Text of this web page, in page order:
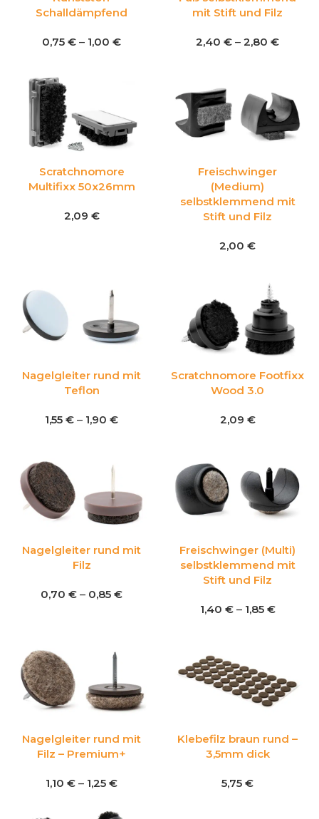
Schalldämpfend
0,75 € – 1,00 €
mit Stift und Filz
2,40 € – 2,80 €
Scratchnomore
Multifixx 50x26mm
2,09 €
Freischwinger
(Medium)
selbstklemmend mit
Stift und Filz
2,00 €
Nagelgleiter rund mit
Teflon
1,55 € – 1,90 €
Scratchnomore Footfixx
Wood 3.0
2,09 €
Nagelgleiter rund mit
Filz
0,70 € – 0,85 €
Freischwinger (Multi)
selbstklemmend mit
Stift und Filz
1,40 € – 1,85 €
Nagelgleiter rund mit
Filz – Premium+
1,10 € – 1,25 €
Klebefilz braun rund –
3,5mm dick
5,75 €